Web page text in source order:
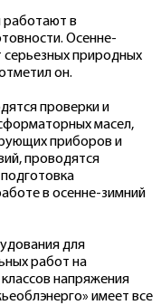
работают в
Осенне-
серьезных природных
он.
проверки и
масел,
приборов и
проводятся
в осенне-зимний
для
работ на
напряжения
имеет все